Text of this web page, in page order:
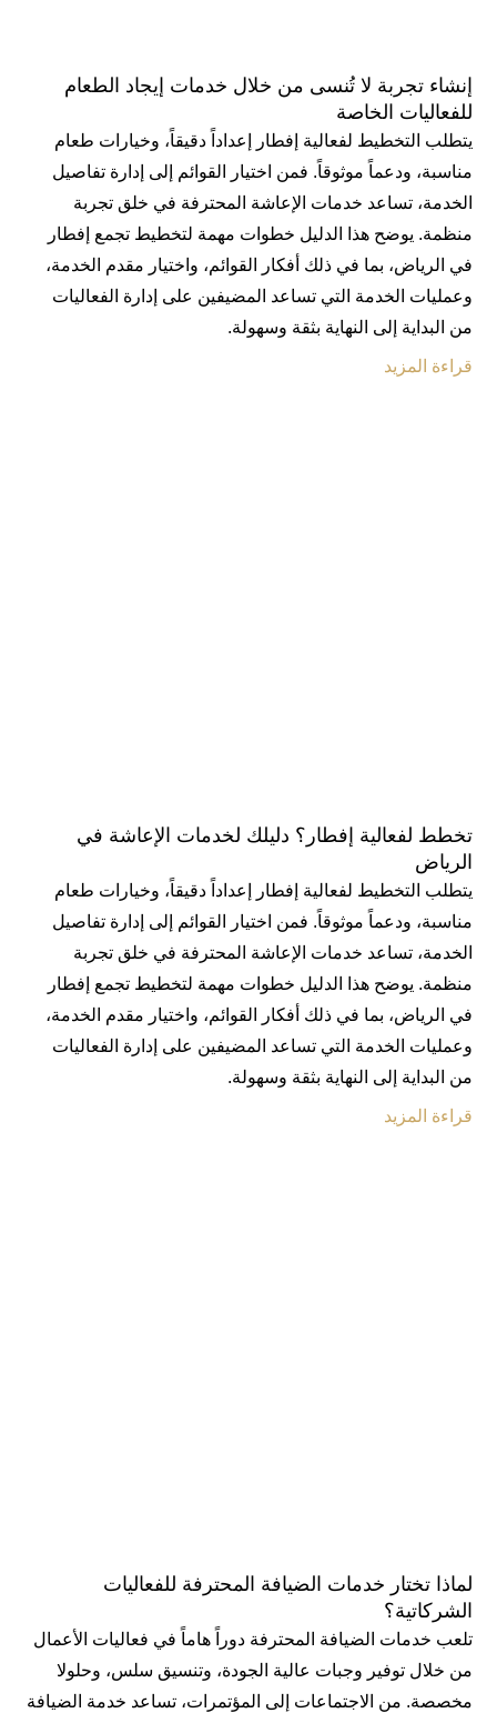
إنشاء تجربة لا تُنسى من خلال خدمات إيجاد الطعام
للفعاليات الخاصة
يتطلب التخطيط لفعالية إفطار إعداداً دقيقاً، وخيارات طعام
مناسبة، ودعماً موثوقاً. فمن اختيار القوائم إلى إدارة تفاصيل
الخدمة، تساعد خدمات الإعاشة المحترفة في خلق تجربة
منظمة. يوضح هذا الدليل خطوات مهمة لتخطيط تجمع إفطار
في الرياض، بما في ذلك أفكار القوائم، واختيار مقدم الخدمة،
وعمليات الخدمة التي تساعد المضيفين على إدارة الفعاليات
من البداية إلى النهاية بثقة وسهولة.
قراءة المزيد
تخطط لفعالية إفطار؟ دليلك لخدمات الإعاشة في
الرياض
يتطلب التخطيط لفعالية إفطار إعداداً دقيقاً، وخيارات طعام
مناسبة، ودعماً موثوقاً. فمن اختيار القوائم إلى إدارة تفاصيل
الخدمة، تساعد خدمات الإعاشة المحترفة في خلق تجربة
منظمة. يوضح هذا الدليل خطوات مهمة لتخطيط تجمع إفطار
في الرياض، بما في ذلك أفكار القوائم، واختيار مقدم الخدمة،
وعمليات الخدمة التي تساعد المضيفين على إدارة الفعاليات
من البداية إلى النهاية بثقة وسهولة.
قراءة المزيد
لماذا تختار خدمات الضيافة المحترفة للفعاليات
الشركاتية؟
تلعب خدمات الضيافة المحترفة دوراً هاماً في فعاليات الأعمال
من خلال توفير وجبات عالية الجودة، وتنسيق سلس، وحلولا
مخصصة. من الاجتماعات إلى المؤتمرات، تساعد خدمة الضيافة